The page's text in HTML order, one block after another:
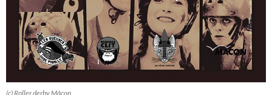
(c) Roller derby Mâcon